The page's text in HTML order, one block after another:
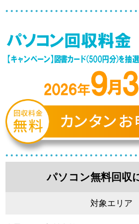
パソコン無料回収
対象エリア